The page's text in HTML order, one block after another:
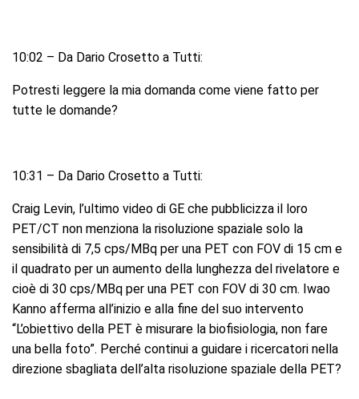
10:02 – Da Dario Crosetto a Tutti:
Potresti leggere la mia domanda come viene fatto per
tutte le domande?
10:31 – Da Dario Crosetto a Tutti:
Craig Levin, l’ultimo video di GE che pubblicizza il loro
PET/CT non menziona la risoluzione spaziale solo la
sensibilità di 7,5 cps/MBq per una PET con FOV di 15 cm e
il quadrato per un aumento della lunghezza del rivelatore e
cioè di 30 cps/MBq per una PET con FOV di 30 cm. Iwao
Kanno afferma all’inizio e alla fine del suo intervento
“L’obiettivo della PET è misurare la biofisiologia, non fare
una bella foto”. Perché continui a guidare i ricercatori nella
direzione sbagliata dell’alta risoluzione spaziale della PET?